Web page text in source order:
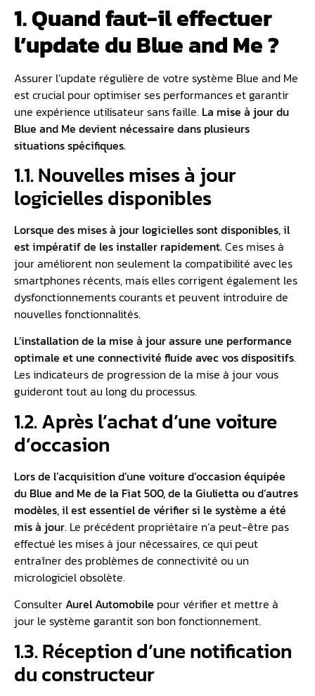
1. Quand faut-il effectuer
l’update du Blue and Me ?
Assurer l’update régulière de votre système Blue and Me
est crucial pour optimiser ses performances et garantir
une expérience utilisateur sans faille. La mise à jour du
Blue and Me devient nécessaire dans plusieurs
situations spécifiques.
1.1. Nouvelles mises à jour
logicielles disponibles
Lorsque des mises à jour logicielles sont disponibles, il
est impératif de les installer rapidement.Ces mises à
jour améliorent non seulement la compatibilité avec les
smartphones récents, mais elles corrigent également les
dysfonctionnements courants et peuvent introduire de
nouvelles fonctionnalités.
L’installation de la mise à jour assure une performance
optimale et une connectivité fluide avec vos dispositifs.
Les indicateurs de progression de la mise à jour vous
guideront tout au long du processus.
1.2. Après l’achat d’une voiture
d’occasion
Lors de l’acquisition d’une voiture d’occasion équipée
du Blue and Me de la Fiat 500, de la Giulietta ou d’autres
modèles, il est essentiel de vérifier si le système a été
mis à jour. Le précédent propriétaire n’a peut-être pas
effectué les mises à jour nécessaires, ce qui peut
entraîner des problèmes de connectivité ou un
micrologiciel obsolète.
ConsulterAurel Automobile pour vérifier et mettre à
jour le système garantit son bon fonctionnement.
1.3. Réception d’une notification
du constructeur